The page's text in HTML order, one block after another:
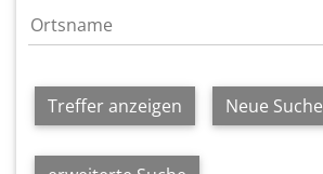
Treffer anzeigen Neue Suche